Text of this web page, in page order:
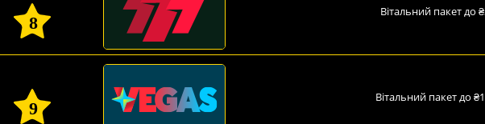
8
Вітальний пакет до
9
Вітальний пакет до